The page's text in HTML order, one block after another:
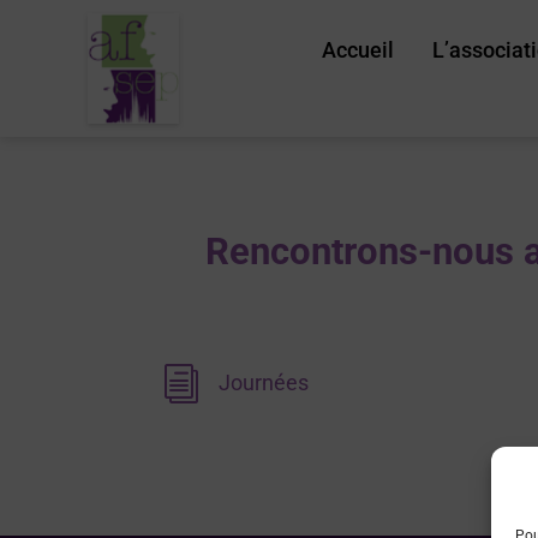
Accueil
Rencontrons-nous
i Journées